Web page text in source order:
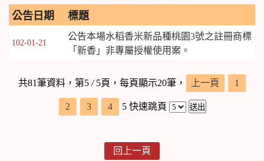
公告日期 標題
102-01-21
公告本場水稻香米新品種桃園3號之註冊商標
「新香」非專屬授權使用案。
共81筆資料，第5/5頁，每頁顯示20筆， 上一頁 1
2 3 4 5 快速跳頁
回上一頁